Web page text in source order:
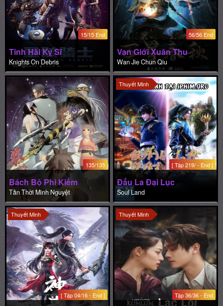
15/15 End
Tinh Hài Kỵ Sĩ
Knights On Debris
56/56 End
Vạn Giới Xuân Thu
Wan Jie Chun Qiu
135/135
Bách Bộ Phi Kiếm
Tần Thời Minh Nguyệt
Thuyết Minh
[ Tập 219/ - End ]
Đấu La Đại Lục
Soul Land
Thuyết Minh
[ Tập 04/16 - End ]
Thuyết Minh
Tập 36/36 - End